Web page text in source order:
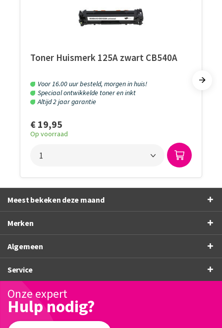
Toner Huismerk 125A zwart CB540A
Voor 16.00 uur besteld, morgen in huis!
Speciaal ontwikkelde toner en inkt
Altijd 2 jaar garantie
€ 19,95
Op voorraad
Meest bekeken deze maand
Merken
Algemeen
Service
Onze expert
Hulp nodig?